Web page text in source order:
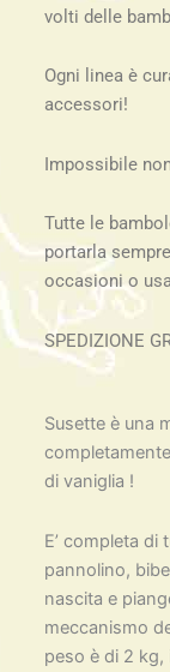
volti delle
Ogni linea è
accessori!
Impossibile
Tutte le
portarla
occasioni o
SPEDIZIONE
Susette è una
di vaniglia !
E’ completa
pannolino,
nascita e
meccanismo
peso è di 2